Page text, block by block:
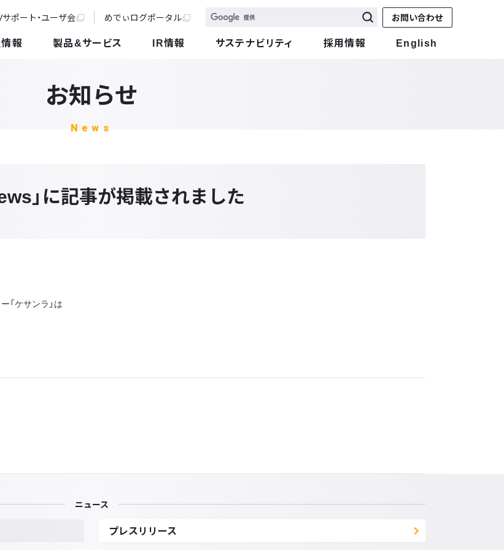
ポート・ユーザ会 めでぃログポータル お問い合わせ
報 製品&サービス IR情報 サステナビリティ 採用情報 English
お知らせ
News
」に記事が掲載されました
「ケサンラ」は
ニュース
プレスリリース